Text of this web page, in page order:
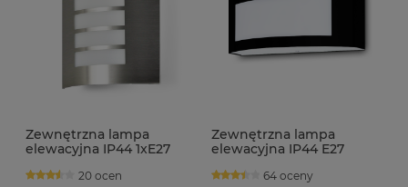
Zewnętrzna lampa
elewacyjna IP44 1xE27
20 ocen
Zewnętrzna lampa
elewacyjna IP44 E27
64 oceny